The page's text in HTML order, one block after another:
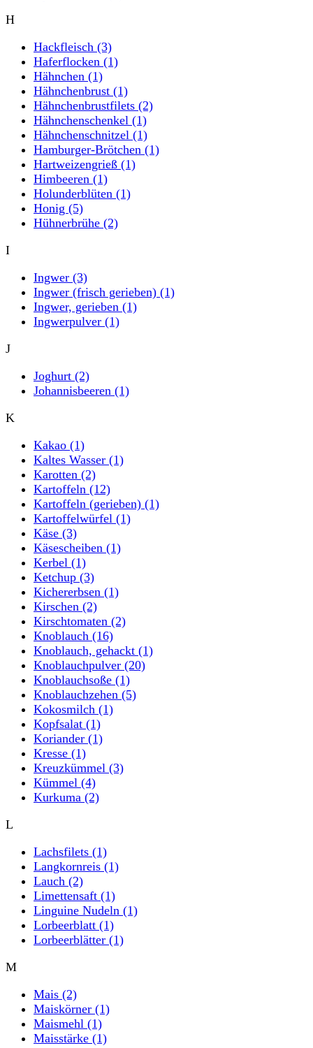
H
Hackfleisch (3)
Haferflocken (1)
Hähnchen (1)
Hähnchenbrust (1)
Hähnchenbrustfilets (2)
Hähnchenschenkel (1)
Hähnchenschnitzel (1)
Hamburger-Brötchen (1)
Hartweizengrieß (1)
Himbeeren (1)
Holunderblüten (1)
Honig (5)
Hühnerbrühe (2)
I
Ingwer (3)
Ingwer (frisch gerieben) (1)
Ingwer, gerieben (1)
Ingwerpulver (1)
J
Joghurt (2)
Johannisbeeren (1)
K
Kakao (1)
Kaltes Wasser (1)
Karotten (2)
Kartoffeln (12)
Kartoffeln (gerieben) (1)
Kartoffelwürfel (1)
Käse (3)
Käsescheiben (1)
Kerbel (1)
Ketchup (3)
Kichererbsen (1)
Kirschen (2)
Kirschtomaten (2)
Knoblauch (16)
Knoblauch, gehackt (1)
Knoblauchpulver (20)
Knoblauchsoße (1)
Knoblauchzehen (5)
Kokosmilch (1)
Kopfsalat (1)
Koriander (1)
Kresse (1)
Kreuzkümmel (3)
Kümmel (4)
Kurkuma (2)
L
Lachsfilets (1)
Langkornreis (1)
Lauch (2)
Limettensaft (1)
Linguine Nudeln (1)
Lorbeerblatt (1)
Lorbeerblätter (1)
M
Mais (2)
Maiskörner (1)
Maismehl (1)
Maisstärke (1)